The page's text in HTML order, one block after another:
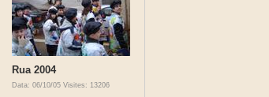
Rua 2004
Data: 06/10/05 Visites: 13206